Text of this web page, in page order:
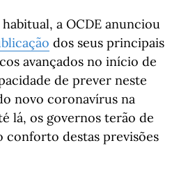
a OCDE anunciou
dos seus principais
avançados no início de
de prever neste
novo coronavírus na
lá, os governos terão de
conforto destas previsões